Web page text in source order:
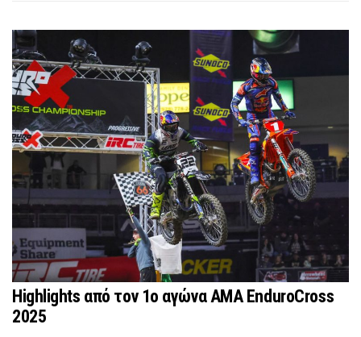
Highlights από τον 1ο αγώνα AMA EnduroCross
2025